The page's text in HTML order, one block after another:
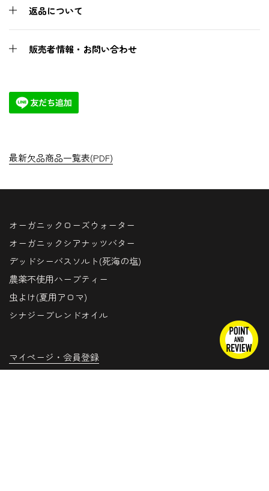
返品について
販売者情報・お問い合わせ
最新欠品商品一覧表(PDF)
オーガニックローズウォーター
オーガニックシアナッツバター
デッドシーバスソルト(死海の塩)
農薬不使用ハーブティー
虫よけ(夏用アロマ)
シナジーブレンドオイル
マイページ・会員登録